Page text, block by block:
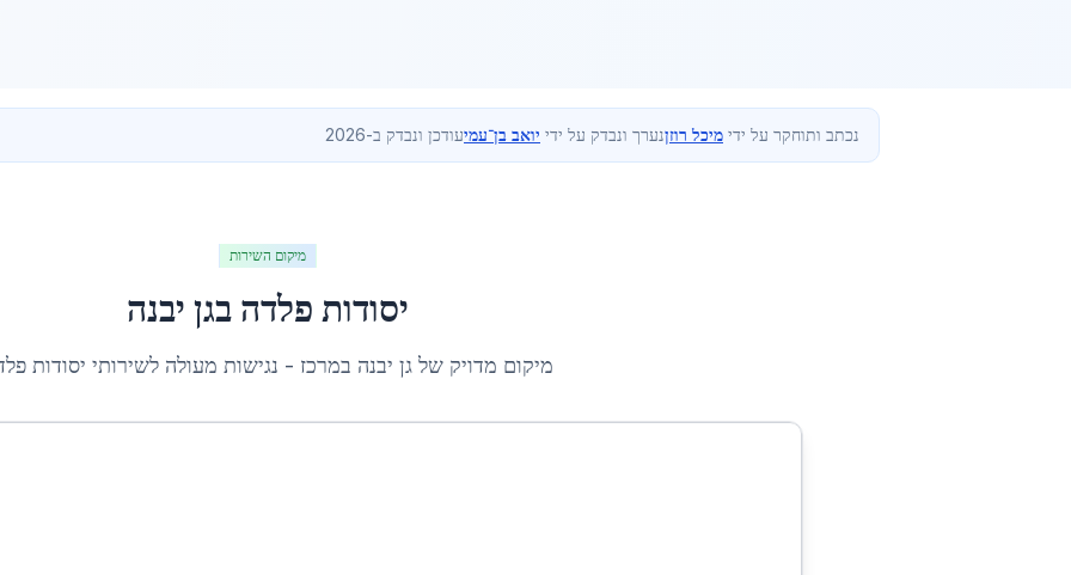
נכתב ותוחקר על ידי מיכל רוזןנערך ונבדק על ידי יואב בן־עמיעודכן ונבדק ב-2026
מיקום השירות
יסודות פלדה בגן יבנה
מיקום מדויק שלגן יבנה במרכז - נגישות מעולה לשירותי יסודות